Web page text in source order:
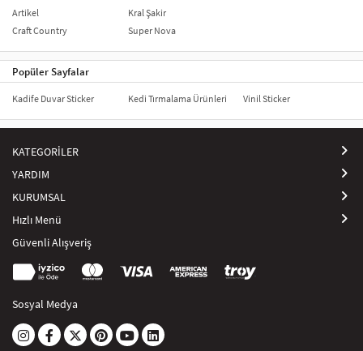
Artikel
Craft Country
Kral Şakir
Super Nova
Popüler Sayfalar
Kadife Duvar Sticker Kedi Tırmalama Ürünleri Vinil Sticker
KATEGORİLER
YARDIM
KURUMSAL
Hızlı Menü
Güvenli Alışveriş
Sosyal Medya